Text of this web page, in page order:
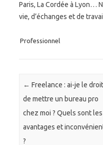
Paris, La Cordée à Lyon…
vie, d’échanges et de
Professionnel
Post navigation
← Freelance : ai-je le droit
de mettre un bureau pro
chez moi ? Quels sont les
avantages et
?